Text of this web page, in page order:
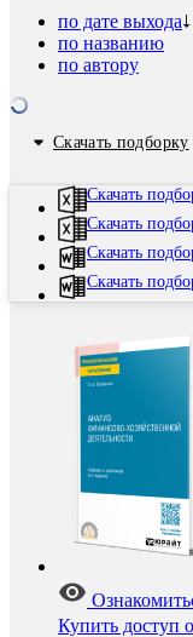
по дате выхода
по названию
по автору
Скачать подборку
Скачать
Скачать
Скачать
Скачать
Купить доступ